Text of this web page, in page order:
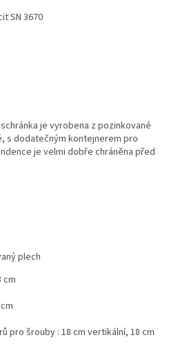
SN 3670
je vyrobena z pozinkované
s dodatečným kontejnerem pro
je velmi dobře chráněna před
plech
cm
pro šrouby : 18 cm vertikální, 18 cm